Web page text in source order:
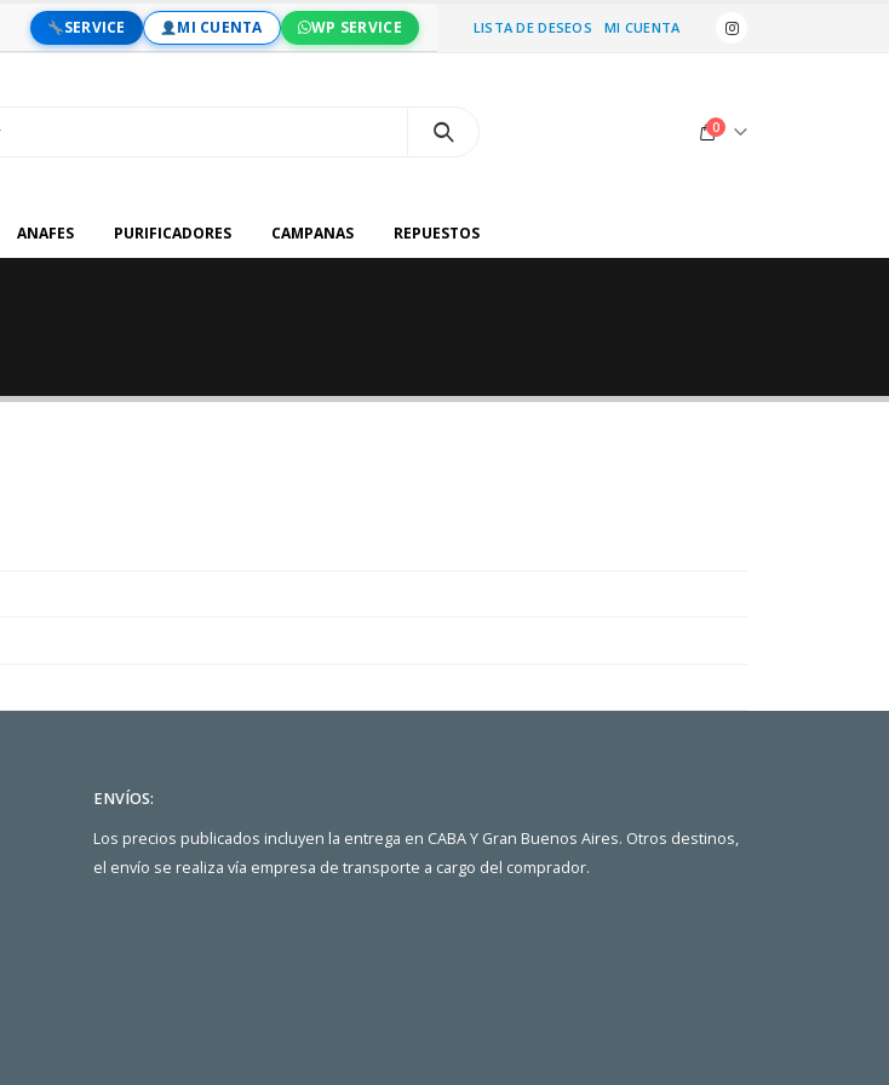
SERVICE MI CUENTA WP SERVICE LISTA DE DESEOS MI CUENTA
0
ANAFES PURIFICADORES CAMPANAS REPUESTOS
ENVÍOS:
Los precios publicados incluyen la entrega en CABA Y Gran Buenos Aires. Otros destinos,
el envío se realiza vía empresa de transporte a cargo del comprador.